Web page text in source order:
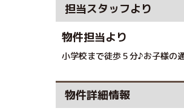
担当スタッフより
物件担当より
小学校まで徒歩５分♪お子様の
物件詳細情報